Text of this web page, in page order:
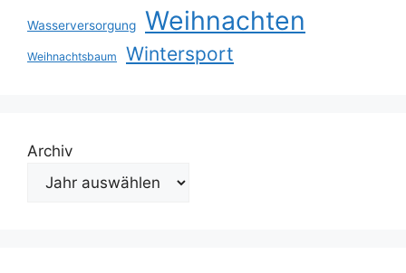
Wasserversorgung Weihnachten
Weihnachtsbaum Wintersport
Archiv